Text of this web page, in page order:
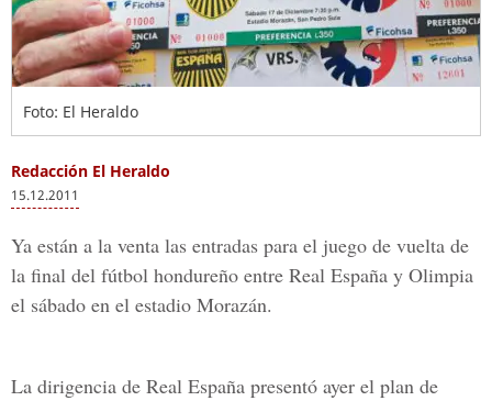
Foto: El Heraldo
Redacción El Heraldo
15.12.2011
Ya están a la venta las entradas para el juego de vuelta de
la final del fútbol hondureño entre Real España y Olimpia
el sábado en el estadio Morazán.
La dirigencia de Real España presentó ayer el plan de